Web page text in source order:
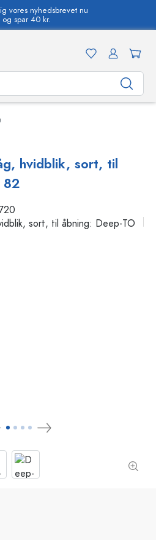
vores nyhedsbrevet nu
og spar 40 kr.
hvidblik, sort, til
82